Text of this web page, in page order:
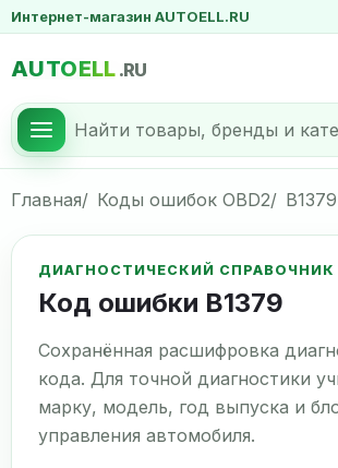
Интернет-магазин AUTOELL.RU
AUTOELL .RU
Главная Коды ошибок OBD2 B1379
ДИАГНОСТИЧЕСКИЙ СПРАВОЧНИК
Код ошибки B1379
Сохранённая расшифровка
кода. Для точной диагностики
марку, модель, год выпуска и
управления автомобиля.